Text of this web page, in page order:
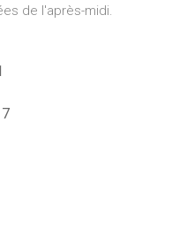
de l'après-midi.